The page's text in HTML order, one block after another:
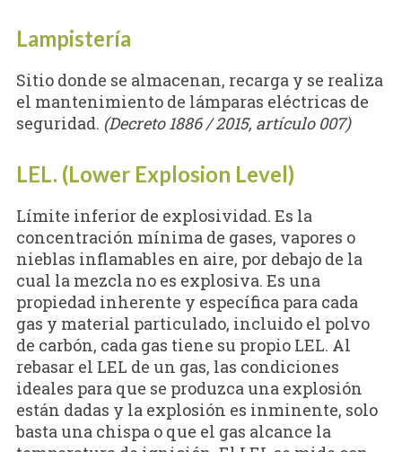
Lampistería
Sitio donde se almacenan, recarga y se realiza
el mantenimiento de lámparas eléctricas de
seguridad. (Decreto 1886 / 2015, artículo 007)
LEL. (Lower Explosion Level)
Límite inferior de explosividad. Es la
concentración mínima de gases, vapores o
nieblas inflamables en aire, por debajo de la
cual la mezcla no es explosiva. Es una
propiedad inherente y específica para cada
gas y material particulado, incluido el polvo
de carbón, cada gas tiene su propio LEL. Al
rebasar el LEL de un gas, las condiciones
ideales para que se produzca una explosión
están dadas y la explosión es inminente, solo
basta una chispa o que el gas alcance la